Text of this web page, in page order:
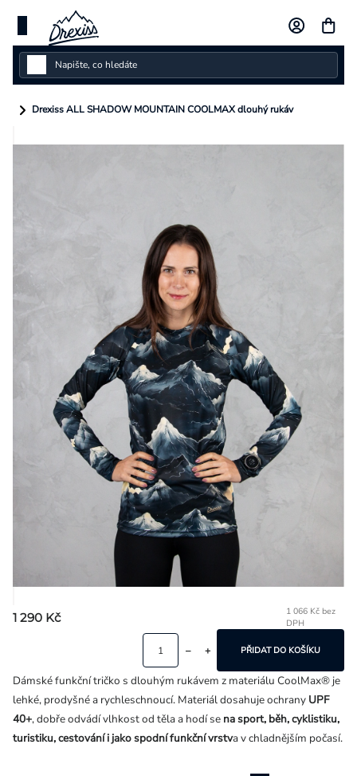
obsah
Dámské
Dětské
Drexiss ALL SHADOW MOUNTAIN COOLMAX dlouhý rukáv
1 290 Kč
1 066 Kč bez
DPH
PŘIDAT DO KOŠÍKU
Dámské funkční tričko s dlouhým rukávem z materiálu CoolMax® je
lehké, prodyšné a rychleschnoucí. Materiál dosahuje ochrany UPF
40+, dobře odvádí vlhkost od těla a hodí se na sport, běh, cyklistiku,
turistiku, cestování i jako spodní funkční vrstva v chladnějším počasí.